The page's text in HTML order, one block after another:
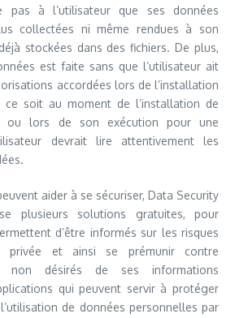
pas à l’utilisateur que ses données
collectées ni même rendues à son
stockées dans des fichiers. De plus,
est faite sans que l’utilisateur ait
accordées lors de l’installation
ce soit au moment de l’installation de
ou lors de son exécution pour une
devrait lire attentivement les
aider à se sécuriser, Data Security
plusieurs solutions gratuites, pour
d’être informés sur les risques
privée et ainsi se prémunir contre
non désirés de ses informations
qui peuvent servir à protéger
de données personnelles par